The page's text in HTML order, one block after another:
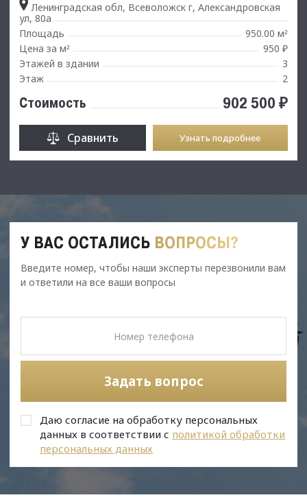
Ленинградская обл, Всеволожск г, Александровская
ул, 80а
Площадь
950.00 м²
Цена за м²
950 ₽
Этажей в здании
3
Этаж
2
Стоимость 902 500 ₽
Сравнить Узнать подробнее
У ВАС ОСТАЛИСЬ ВОПРОСЫ?
Введите номер, чтобы наши эксперты перезвонили вам
и ответили на все ваши вопросы
Задать вопрос
Даю согласие на обработку персональных
данных в соответствии с политикой обработки
персональных данных